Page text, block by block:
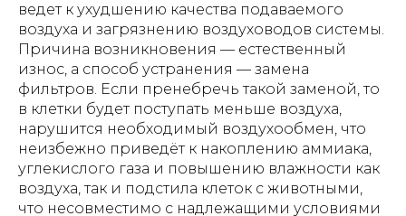
ведет к ухудшению качества подаваемого
воздуха и загрязнению воздуховодов системы.
Причина возникновения — естественный
износ, а способ устранения — замена
фильтров. Если пренебречь такой заменой, то
в клетки будет поступать меньше воздуха,
нарушится необходимый воздухообмен, что
неизбежно приведёт к накоплению аммиака,
углекислого газа и повышению влажности как
воздуха, так и подстила клеток с животными,
что несовместимо с надлежащими условиями